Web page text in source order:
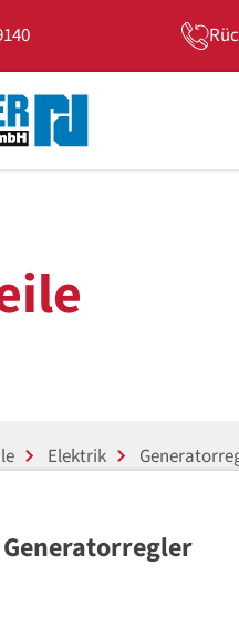
Elektrik
Generatorregler